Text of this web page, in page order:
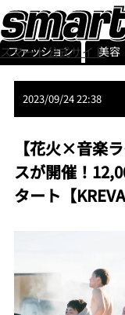
スマート公式サイト
ファッション 美容
2023/09/24 22:38
【花火×音楽
スが開催！
タート【